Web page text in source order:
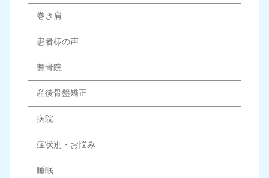
巻き肩
患者様の声
整骨院
産後骨盤矯正
病院
症状別・お悩み
睡眠